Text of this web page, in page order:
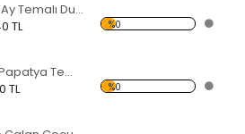
Kediler ve Ay Temalı Duvar Sticker
TL %0
Zürafa ve Papatya Temalı Duvar Sticker
TL %0